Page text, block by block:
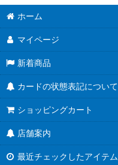
ホーム
マイページ
新着商品
カードの状態表記について
ショッピングカート
店舗案内
最近チェックしたアイテム